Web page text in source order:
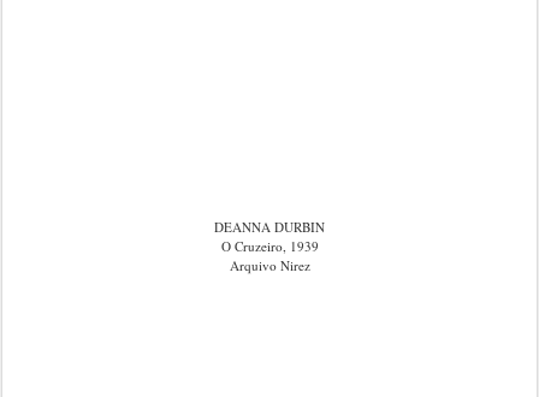
DEANNA DURBIN
O Cruzeiro, 1939
Arquivo Nirez